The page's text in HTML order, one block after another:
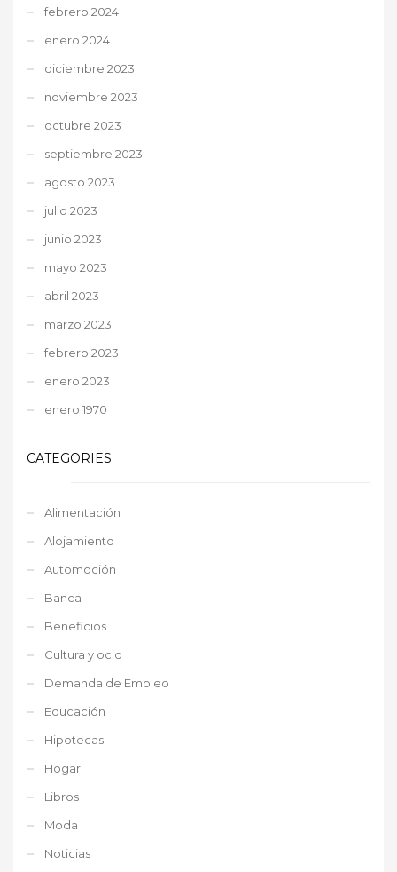
febrero 2024
enero 2024
diciembre 2023
noviembre 2023
octubre 2023
septiembre 2023
agosto 2023
julio 2023
junio 2023
mayo 2023
abril 2023
marzo 2023
febrero 2023
enero 2023
enero 1970
CATEGORIES
Alimentación
Alojamiento
Automoción
Banca
Beneficios
Cultura y ocio
Demanda de Empleo
Educación
Hipotecas
Hogar
Libros
Moda
Noticias